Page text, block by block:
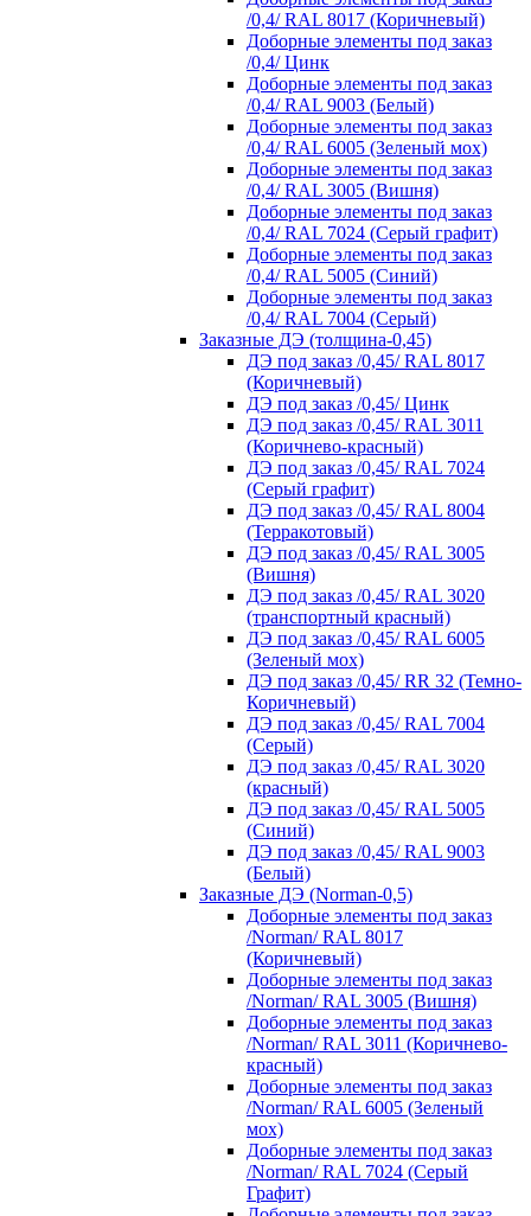
/0,4/ RAL 8017 (Коричневый)
Доборные элементы под заказ
/0,4/ Цинк
Доборные элементы под заказ
/0,4/ RAL 9003 (Белый)
Доборные элементы под заказ
/0,4/ RAL 6005 (Зеленый мох)
Доборные элементы под заказ
/0,4/ RAL 3005 (Вишня)
Доборные элементы под заказ
/0,4/ RAL 7024 (Серый графит)
Доборные элементы под заказ
/0,4/ RAL 5005 (Синий)
Доборные элементы под заказ
/0,4/ RAL 7004 (Серый)
Заказные ДЭ (толщина-0,45)
ДЭ под заказ /0,45/ RAL 8017
(Коричневый)
ДЭ под заказ /0,45/ Цинк
ДЭ под заказ /0,45/ RAL 3011
(Коричнево-красный)
ДЭ под заказ /0,45/ RAL 7024
(Серый графит)
ДЭ под заказ /0,45/ RAL 8004
(Терракотовый)
ДЭ под заказ /0,45/ RAL 3005
(Вишня)
ДЭ под заказ /0,45/ RAL 3020
(транспортный красный)
ДЭ под заказ /0,45/ RAL 6005
(Зеленый мох)
ДЭ под заказ /0,45/ RR 32 (Темно-
Коричневый)
ДЭ под заказ /0,45/ RAL 7004
(Серый)
ДЭ под заказ /0,45/ RAL 3020
(красный)
ДЭ под заказ /0,45/ RAL 5005
(Синий)
ДЭ под заказ /0,45/ RAL 9003
(Белый)
Заказные ДЭ (Norman-0,5)
Доборные элементы под заказ
/Norman/ RAL 8017
(Коричневый)
Доборные элементы под заказ
/Norman/ RAL 3005 (Вишня)
Доборные элементы под заказ
/Norman/ RAL 3011 (Коричнево-
красный)
Доборные элементы под заказ
/Norman/ RAL 6005 (Зеленый
мох)
Доборные элементы под заказ
/Norman/ RAL 7024 (Серый
Графит)